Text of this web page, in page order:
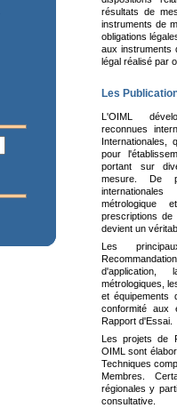
résultats de
instruments de
obligations
aux instruments
légal réalisé par
Les
L'OIML
reconnues
pour
portant sur
mesure. De
métrologique
prescriptions
devient un
Les
d'application,
métrologiques,
et équipements
conformité aux
Rapport d'Essai.
Les projets de
OIML sont
Techniques
Membres.
régionales y
consultative.